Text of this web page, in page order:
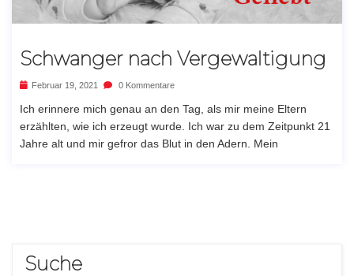
Schwanger nach Vergewaltigung
Februar 19, 2021 0 Kommentare
Ich erinnere mich genau an den Tag, als mir meine Eltern
erzählten, wie ich erzeugt wurde. Ich war zu dem Zeitpunkt 21
Jahre alt und mir gefror das Blut in den Adern. Mein
Suche